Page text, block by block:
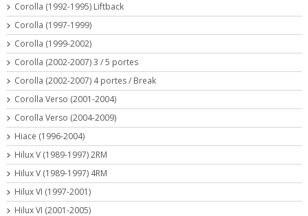
Corolla (1992-1995) Liftback
Corolla (1997-1999)
Corolla (1999-2002)
Corolla (2002-2007) 3 / 5 portes
Corolla (2002-2007) 4 portes / Break
Corolla Verso (2001-2004)
Corolla Verso (2004-2009)
Hiace (1996-2004)
Hilux V (1989-1997) 2RM
Hilux V (1989-1997) 4RM
Hilux VI (1997-2001)
Hilux VI (2001-2005)